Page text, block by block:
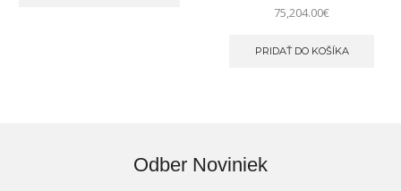
75,204.00€
PRIDAŤ DO KOŠÍKA
Odber Noviniek